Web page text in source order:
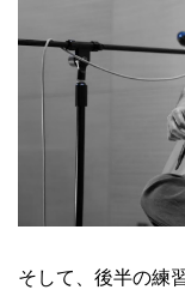
そして、後半の練